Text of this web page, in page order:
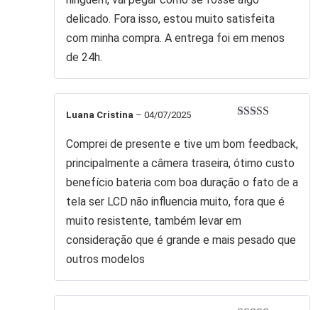
delicado. Fora isso, estou muito satisfeita
com minha compra. A entrega foi em menos
de 24h.
4de 5
Luana Cristina – 04/07/2025
Comprei de presente e tive um bom feedback,
principalmente a câmera traseira, ótimo custo
benefício bateria com boa duração o fato de a
tela ser LCD não influencia muito, fora que é
muito resistente, também levar em
consideração que é grande e mais pesado que
outros modelos